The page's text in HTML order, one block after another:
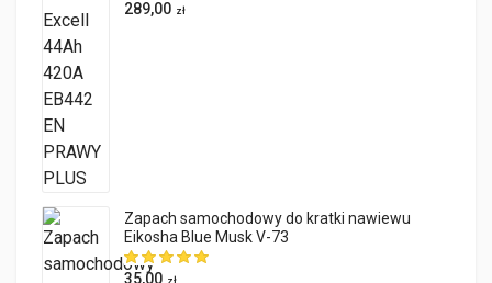
289,00 zł
Zapach samochodowy do kratki nawiewu
Eikosha Blue Musk V-73
35,00